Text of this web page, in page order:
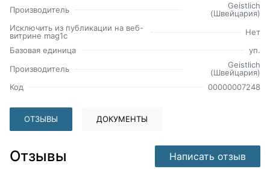
Производитель
Geistlich
(Швейцария)
Исключить из публикации на веб-
витрине mag1c
Нет
Базовая единица
уп.
Производитель
Geistlich
(Швейцария)
Код
00000007248
ОТЗЫВЫ ДОКУМЕНТЫ
Отзывы Написать отзыв